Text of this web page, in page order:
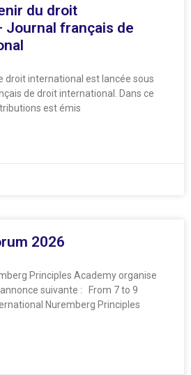
du droit
Journal français de
droit international est lancée sous
de droit international. Dans ce
est émis
2026
Principles Academy organise
suivante : From 7 to 9
Nuremberg Principles